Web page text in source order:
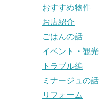
おすすめ物件
お店紹介
ごはんの話
イベント・観光
トラブル編
ミナージュの話
リフォーム